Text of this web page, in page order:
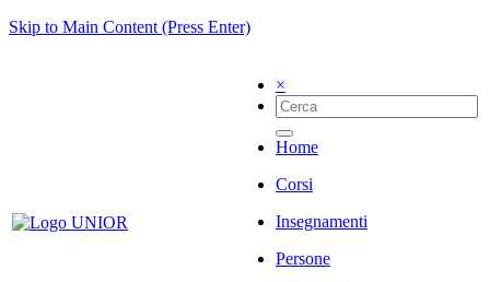
Skip to Main Content (Press Enter)
×
Home
Corsi
Insegnamenti
Persone